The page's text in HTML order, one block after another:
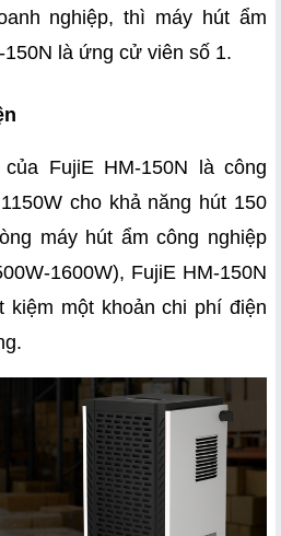
nghiệp, thì máy hút ẩm
là ứng cử viên số 1.
FujiE HM-150N là công
cho khả năng hút 150
máy hút ẩm công nghiệp
1600W), FujiE HM-150N
kiệm một khoản chi phí điện